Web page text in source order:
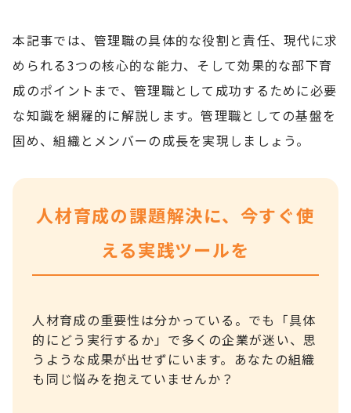
本記事では、管理職の具体的な役割と責任、現代に求
められる3つの核心的な能力、そして効果的な部下育
成のポイントまで、管理職として成功するために必要
な知識を網羅的に解説します。管理職としての基盤を
固め、組織とメンバーの成長を実現しましょう。
人材育成の課題解決に、今すぐ使
える実践ツールを
人材育成の重要性は分かっている。でも「具体
的にどう実行するか」で多くの企業が迷い、思
うような成果が出せずにいます。あなたの組織
も同じ悩みを抱えていませんか？